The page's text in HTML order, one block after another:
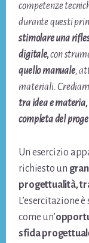
competenze
durante questi
stimolare una
digitale,con
quello manuale,
materiali.
tra idea e
completa del
Un esercizio
richiesto un
progettualità,
L’esercitazione
come un’
sfida